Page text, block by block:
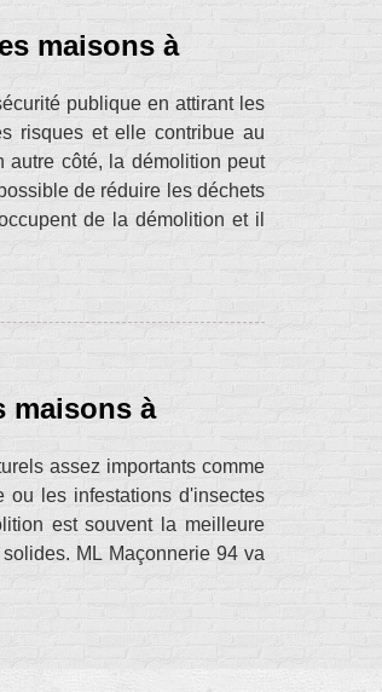
maisons à
publique en attirant les
risques et elle contribue au
autre côté, la démolition peut
de réduire les déchets
de la démolition et il
maisons à
assez importants comme
ou les infestations d'insectes
est souvent la meilleure
ML Maçonnerie 94 va